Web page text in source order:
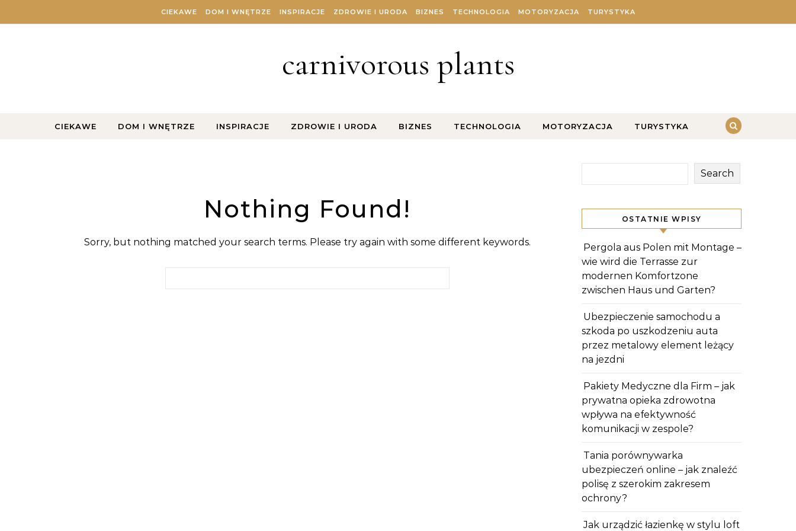
CIEKAWE DOM I WNĘTRZE INSPIRACJE ZDROWIE I URODA BIZNES TECHNOLOGIA MOTORYZACJA TURYSTYKA
carnivorous plants
CIEKAWE DOM I WNĘTRZE INSPIRACJE ZDROWIE I URODA BIZNES TECHNOLOGIA MOTORYZACJA TURYSTYKA
Nothing Found!
Sorry, but nothing matched your search terms. Please try again with some different keywords.
Search
OSTATNIE WPISY
Pergola aus Polen mit Montage –
wie wird die Terrasse zur
modernen Komfortzone
zwischen Haus und Garten?
Ubezpieczenie samochodu a
szkoda po uszkodzeniu auta
przez metalowy element leżący
na jezdni
Pakiety Medyczne dla Firm – jak
prywatna opieka zdrowotna
wpływa na efektywność
komunikacji w zespole?
Tania porównywarka
ubezpieczeń online – jak znaleźć
polisę z szerokim zakresem
ochrony?
Jak urządzić łazienkę w stylu loft